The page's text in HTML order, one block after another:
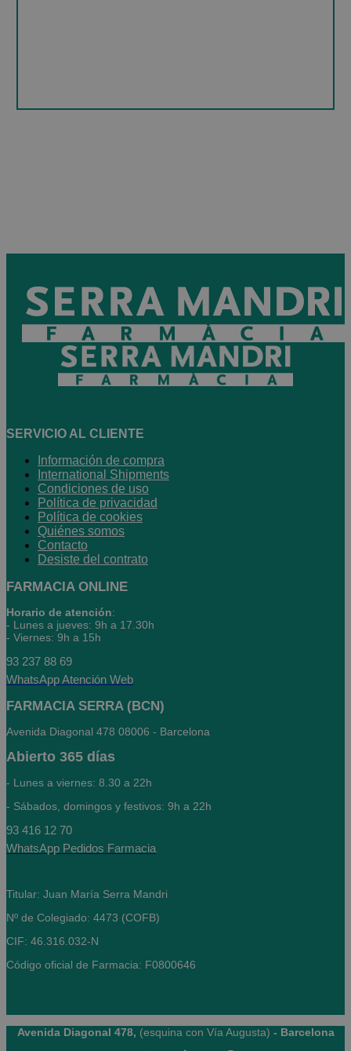
SERVICIO AL CLIENTE
Información de compra
International Shipments
Condiciones de uso
Política de privacidad
Política de cookies
Quiénes somos
Contacto
Desiste del contrato
FARMACIA ONLINE
Horario de atención:
- Lunes a jueves: 9h a 17.30h
- Viernes: 9h a 15h
93 237 88 69
WhatsApp Atención Web
FARMACIA SERRA (BCN)
Avenida Diagonal 478 08006 - Barcelona
Abierto 365 días
- Lunes a viernes: 8.30 a 22h
- Sábados, domingos y festivos: 9h a 22h
93 416 12 70
WhatsApp Pedidos Farmacia
Titular: Juan María Serra Mandri
Nº de Colegiado: 4473 (COFB)
CIF: 46.316.032-N
Código oficial de Farmacia: F0800646
Avenida Diagonal 478, (esquina con Vía Augusta) - Barcelona